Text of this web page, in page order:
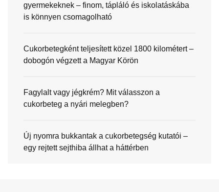
gyermekeknek – finom, tápláló és iskolatáskába
is könnyen csomagolható
Cukorbetegként teljesített közel 1800 kilométert –
dobogón végzett a Magyar Körön
Fagylalt vagy jégkrém? Mit válasszon a
cukorbeteg a nyári melegben?
Új nyomra bukkantak a cukorbetegség kutatói –
egy rejtett sejthiba állhat a háttérben